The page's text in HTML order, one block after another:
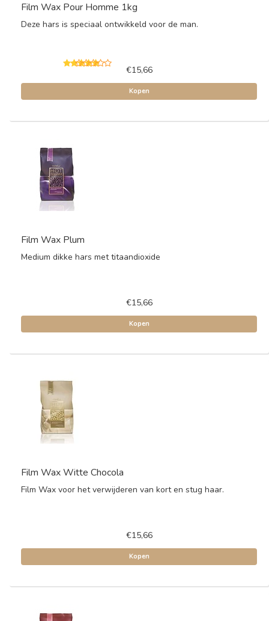
Film Wax Pour Homme 1kg
Deze hars is speciaal ontwikkeld voor de man.
€15,66
Kopen
Film Wax Plum
Medium dikke hars met titaandioxide
€15,66
Kopen
Film Wax Witte Chocola
Film Wax voor het verwijderen van kort en stug haar.
€15,66
Kopen